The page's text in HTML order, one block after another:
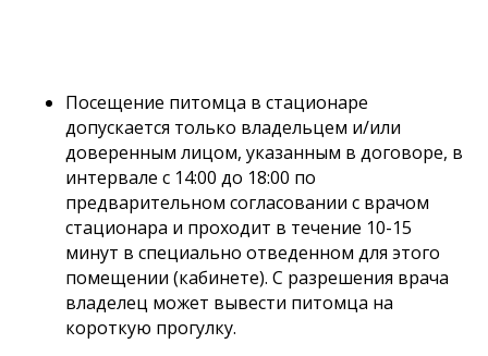
Посещение питомца в стационаре
допускается только владельцем и/или
доверенным лицом, указанным в договоре, в
интервале с 14:00 до 18:00 по
предварительном согласовании с врачом
стационара и проходит в течение 10-15
минут в специально отведенном для этого
помещении (кабинете). С разрешения врача
владелец может вывести питомца на
короткую прогулку.